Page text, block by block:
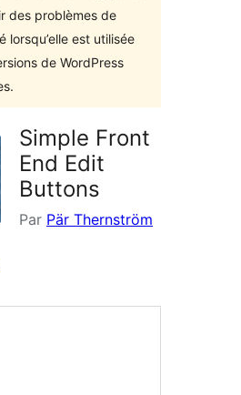
des problèmes de
lorsqu’elle est utilisée
de WordPress
Simple Front
End Edit
Buttons
Par Pär Thernström